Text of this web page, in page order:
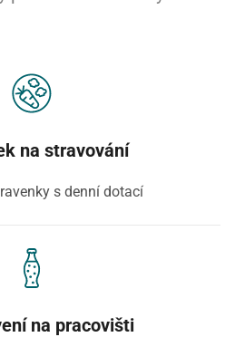
na stravování
s denní dotací
na pracovišti